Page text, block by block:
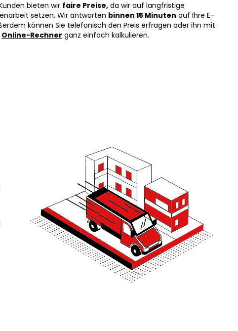
bieten wir faire Preise, da wir auf langfristige
setzen. Wir antworten binnen 15 Minuten auf Ihre E-
können Sie telefonisch den Preis erfragen oder ihn mit
Online-Rechner ganz einfach kalkulieren.